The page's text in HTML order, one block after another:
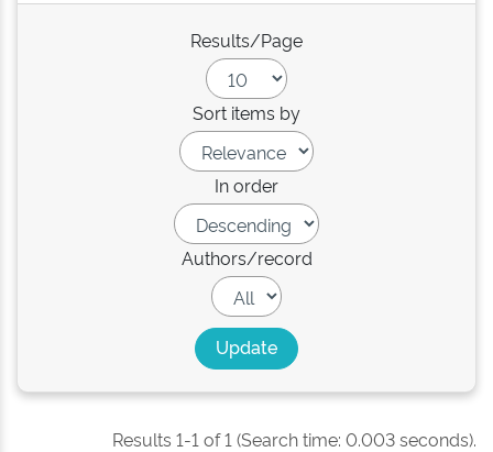
Results/Page
Sort items by
In order
Authors/record
Results 1-1 of 1 (Search time: 0.003 seconds).